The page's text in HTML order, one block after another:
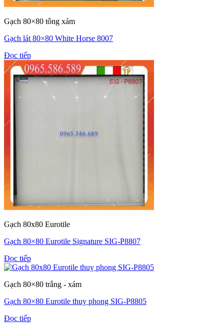
Gạch 80×80 tông xám
Gạch lát 80×80 White Horse 8007
Đọc tiếp
Gạch 80x80 Eurotile
Gạch 80×80 Eurotile Signature SIG-P8807
Đọc tiếp
Gạch 80×80 trắng - xám
Gạch 80×80 Eurotile thuỵ phong SIG-P8805
Đọc tiếp